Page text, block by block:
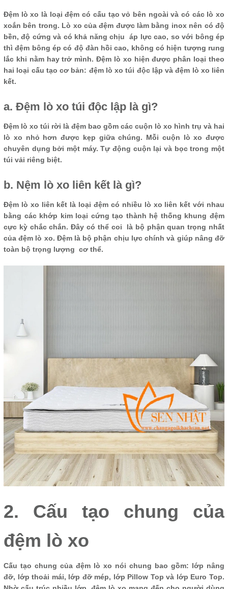
Đệm lò xo là loại đệm có cấu tạo vỏ bên ngoài và có các lò xo
xoắn bên trong. Lò xo của đệm được làm bằng inox nên có độ
bền, độ cứng và có khả năng chịu áp lực cao, so với bông ép
thì đệm bông ép có độ đàn hồi cao, không có hiện tượng rung
lắc khi nằm hay trở mình. Đệm lò xo hiện được phân loại theo
hai loại cấu tạo cơ bản: đệm lò xo túi độc lập và đệm lò xo liên
kết.
a. Đệm lò xo túi độc lập là gì?
Đệm lò xo túi rời là đệm bao gồm các cuộn lò xo hình trụ và hai
lò xo nhỏ hơn được kẹp giữa chúng. Mỗi cuộn lò xo được
chuyên dụng bởi một máy. Tự động cuộn lại và bọc trong một
túi vải riêng biệt.
b. Nệm lò xo liên kết là gì?
Đệm lò xo liên kết là loại đệm có nhiều lò xo liên kết với nhau
bằng các khớp kim loại cứng tạo thành hệ thống khung đệm
cực kỳ chắc chắn. Đây có thể coi là bộ phận quan trọng nhất
của đệm lò xo. Đệm là bộ phận chịu lực chính và giúp nâng đỡ
toàn bộ trọng lượng cơ thể.
2. Cấu tạo chung của
đệm lò xo
Cấu tạo chung của đệm lò xo nói chung bao gồm: lớp nâng
đỡ, lớp thoải mái, lớp đỡ mép, lớp Pillow Top và lớp Euro Top.